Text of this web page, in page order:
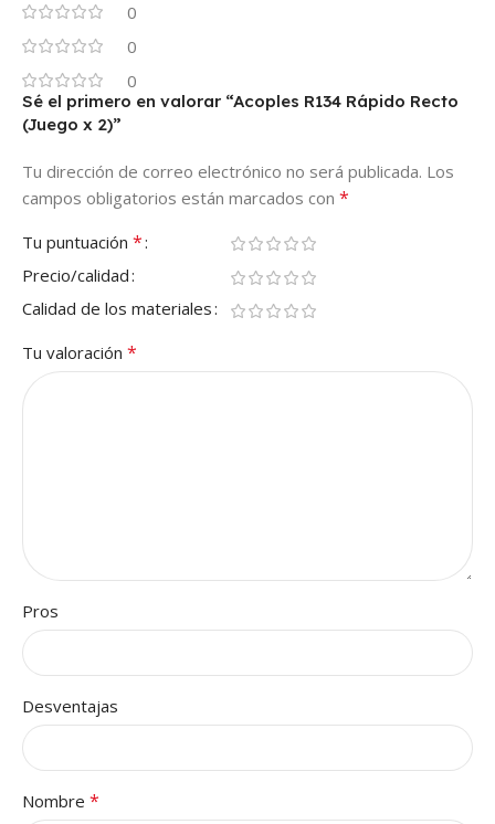
0
0
0
Sé el primero en valorar “Acoples R134 Rápido Recto
(Juego x 2)”
Tu dirección de correo electrónico no será publicada. Los
campos obligatorios están marcados con *
Tu puntuación *
Precio/calidad
Calidad de los materiales
Tu valoración *
Pros
Desventajas
Nombre *